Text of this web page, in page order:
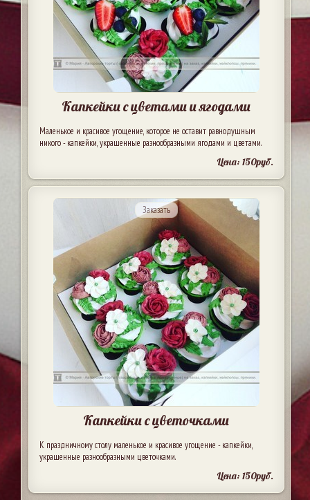
Капкейки с цветами и ягодами
Маленькое и красивое угощение, которое не оставит равнодушным
никого - капкейки, украшенные разнообразными ягодами и цветами.
Цена: 150руб.
Заказать
Капкейки с цветочками
К праздничному столу маленькое и красивое угощение - капкейки,
украшенные разнообразными цветочками.
Цена: 150руб.